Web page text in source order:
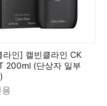
라인] 캘빈클라인 CK
200ml (단상자 일부